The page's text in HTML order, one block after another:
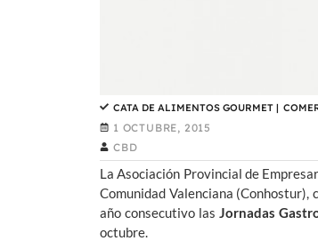
CATA DE ALIMENTOS GOURMET |
1 OCTUBRE, 2015
CBD
La Asociación Provincial de
Comunidad Valenciana (Conhostur),
año consecutivo lasJornadas
octubre.